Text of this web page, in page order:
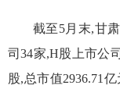
截至5月末,甘
司34家,H股上市公
股,总市值2936.71